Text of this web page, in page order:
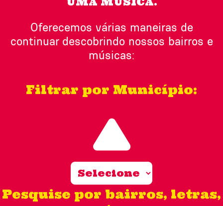
Oferecemos várias maneiras de
continuar descobrindo nossos bairros e
músicas:
Filtrar por Município:
Pesquise por bairros, letras,